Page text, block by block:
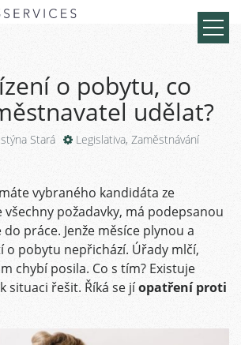
o pobytu, co
udělat?
Stará Legislativa, Zaměstnávání
vybraného kandidáta ze
požadavky, má podepsanou
práce. Jenže měsíce plynou a
o pobytu nepřichází. Úřady mlčí,
chybí posila. Co s tím? Existuje
situaci řešit. Říká se jíopatření proti